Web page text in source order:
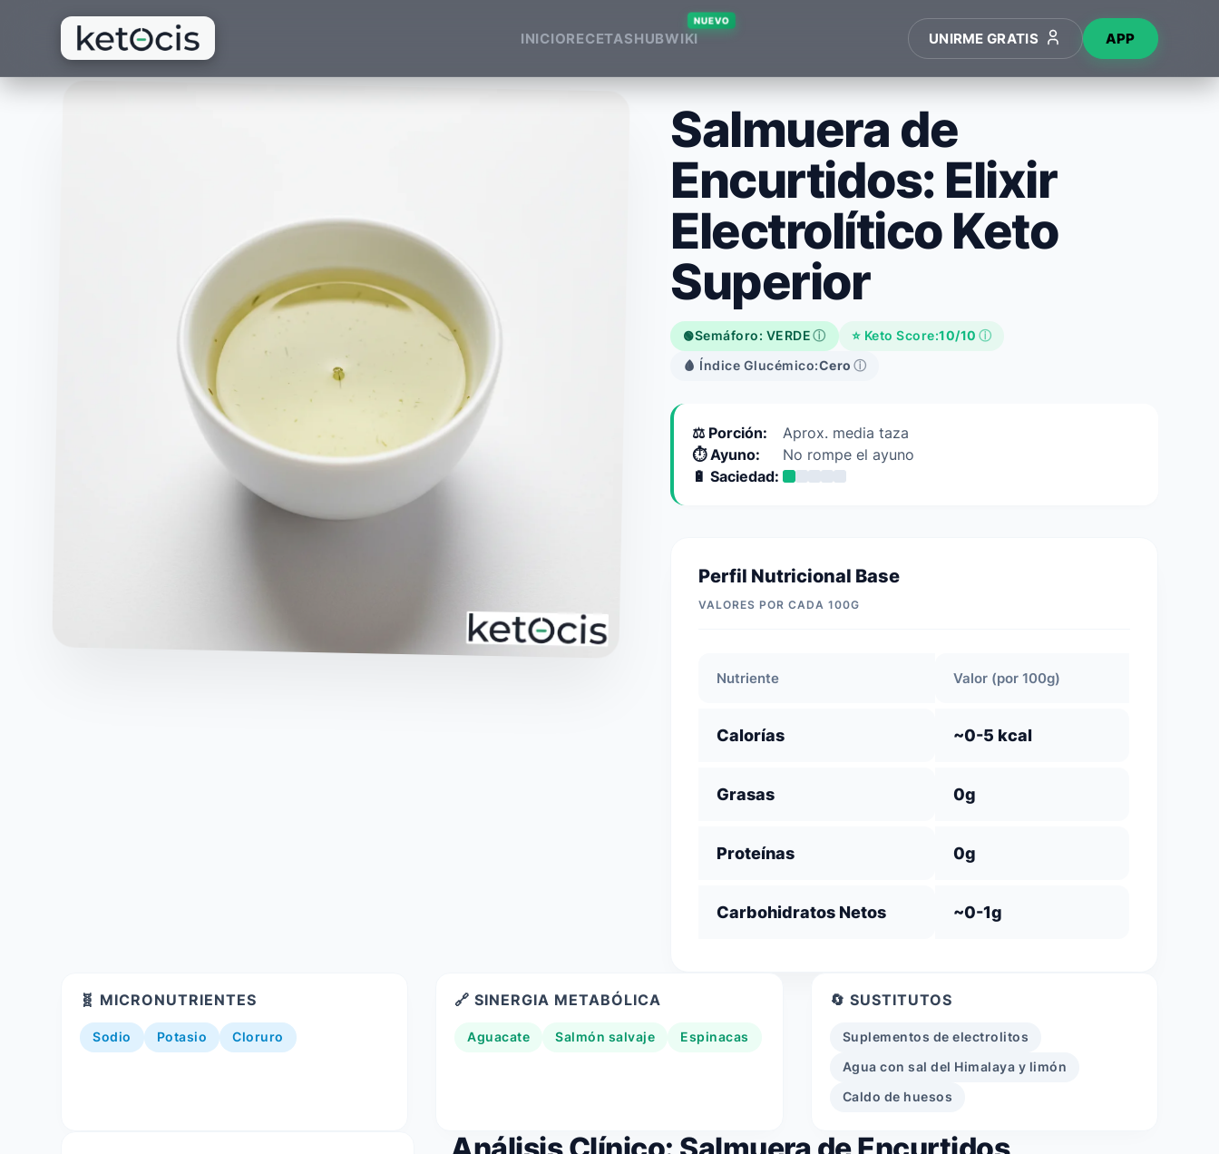
INICIORECETASHUBWIKI
NUEVO
UNIRME GRATIS APP
Salmuera de
Encurtidos: Elixir
Electrolítico Keto
Superior
🟢Semáforo: VERDEⓘ ⭐ Keto Score:10/10 ⓘ
🩸 Índice Glucémico:Cero ⓘ
⚖️ Porción:
Aprox. media taza
⏱️ Ayuno:
No rompe el ayuno
🔋 Saciedad:
Perfil Nutricional Base
VALORES POR CADA 100G
Nutriente Valor (por 100g)
Calorías ~0-5 kcal
Grasas 0g
Proteínas 0g
Carbohidratos Netos ~0-1g
🧬 MICRONUTRIENTES
Sodio Potasio Cloruro
🔗 SINERGIA METABÓLICA
Aguacate Salmón salvaje Espinacas
🔄 SUSTITUTOS
Suplementos de electrolitos
Agua con sal del Himalaya y limón
Caldo de huesos